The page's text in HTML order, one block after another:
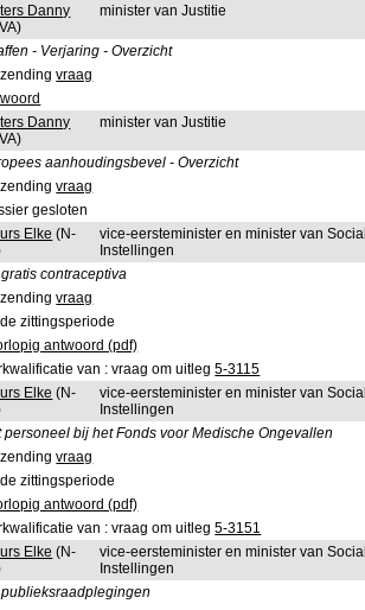
Danny
minister van Justitie
- Verjaring - Overzicht
vraag
Danny
minister van Justitie
aanhoudingsbevel - Overzicht
vraag
gesloten
Elke (N-
vice-eersteminister en minister van
Instellingen
contraceptiva
vraag
zittingsperiode
antwoord (pdf)
van : vraag om uitleg5-3115
Elke (N-
vice-eersteminister en minister van
Instellingen
personeel bij het Fonds voor Medische Ongevallen
vraag
zittingsperiode
antwoord (pdf)
van : vraag om uitleg5-3151
Elke (N-
vice-eersteminister en minister van
Instellingen